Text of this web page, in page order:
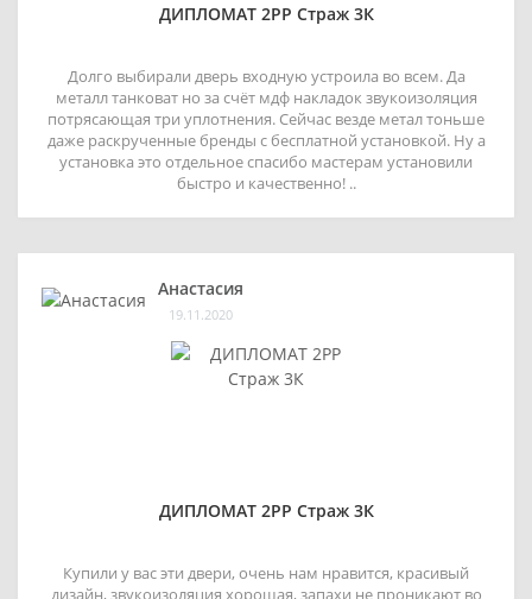
ДИПЛОМАТ 2РР Страж 3К
Долго выбирали дверь входную устроила во всем. Да
металл танковат но за счёт мдф накладок звукоизоляция
потрясающая три уплотнения. Сейчас везде метал тоньше
даже раскрученные бренды с бесплатной установкой. Ну а
установка это отдельное спасибо мастерам установили
быстро и качественно! ..
Анастасия
19.11.2020
ДИПЛОМАТ 2РР Страж 3К
Купили у вас эти двери, очень нам нравится, красивый
дизайн, звукоизоляция хорошая, запахи не проникают во